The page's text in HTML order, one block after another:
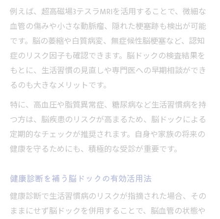
例えば、超高磁場3テスラMRIを活用することで、微細な
血管の傷みや小さな動脈瘤、隠れた梗塞跡も検出が可能
です。脳の萎縮や白質病変、無症候性脳梗塞など、認知
症のリスク因子も確認できます。脳ドックの検査結果を
もとに、生活習慣の見直しや専門医への早期相談ができ
るのも大きなメリットです。
特に、高血圧や脂質異常症、糖尿病など生活習慣病を持
つ方は、脳疾患のリスクが高まるため、脳ドックによる
定期的なチェックが推奨されます。自身や家族の将来の
健康を守るためにも、積極的な受診が重要です。
健康診断を補う脳ドックの有効活用法
健康診断で生活習慣病のリスクが指摘された場合、その
ままにせず脳ドックを併用することで、脳血管の状態や